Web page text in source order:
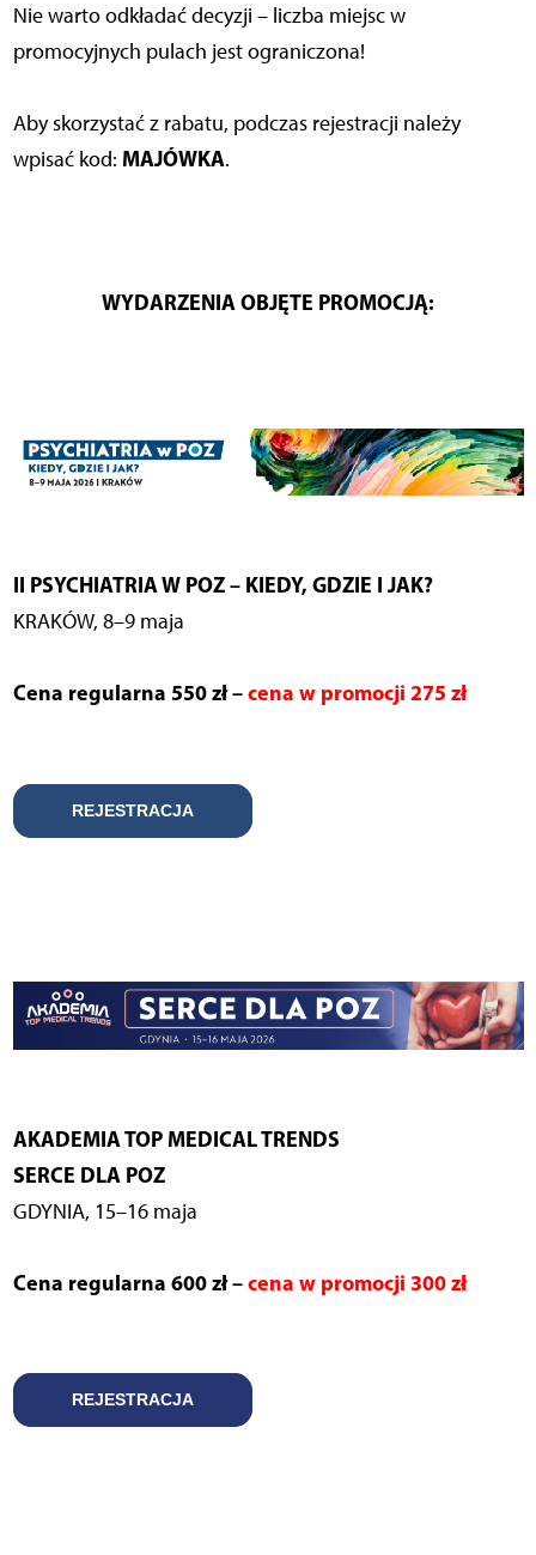
Nie warto odkładać decyzji – liczba miejsc w
promocyjnych pulach jest ograniczona!
Aby skorzystać z rabatu, podczas rejestracji należy
wpisać kod: MAJÓWKA.
WYDARZENIA OBJĘTE PROMOCJĄ:
II PSYCHIATRIA W POZ – KIEDY, GDZIE I JAK?
KRAKÓW, 8–9 maja
Cena regularna 550 zł –cena w promocji 275 zł
REJESTRACJA
AKADEMIA TOP MEDICAL TRENDS
SERCE DLA POZ
GDYNIA, 15–16 maja
Cena regularna 600 zł –cena w promocji 300 zł
REJESTRACJA